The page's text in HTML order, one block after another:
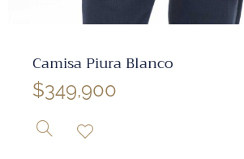
Camisa Piura Blanco
$349,900